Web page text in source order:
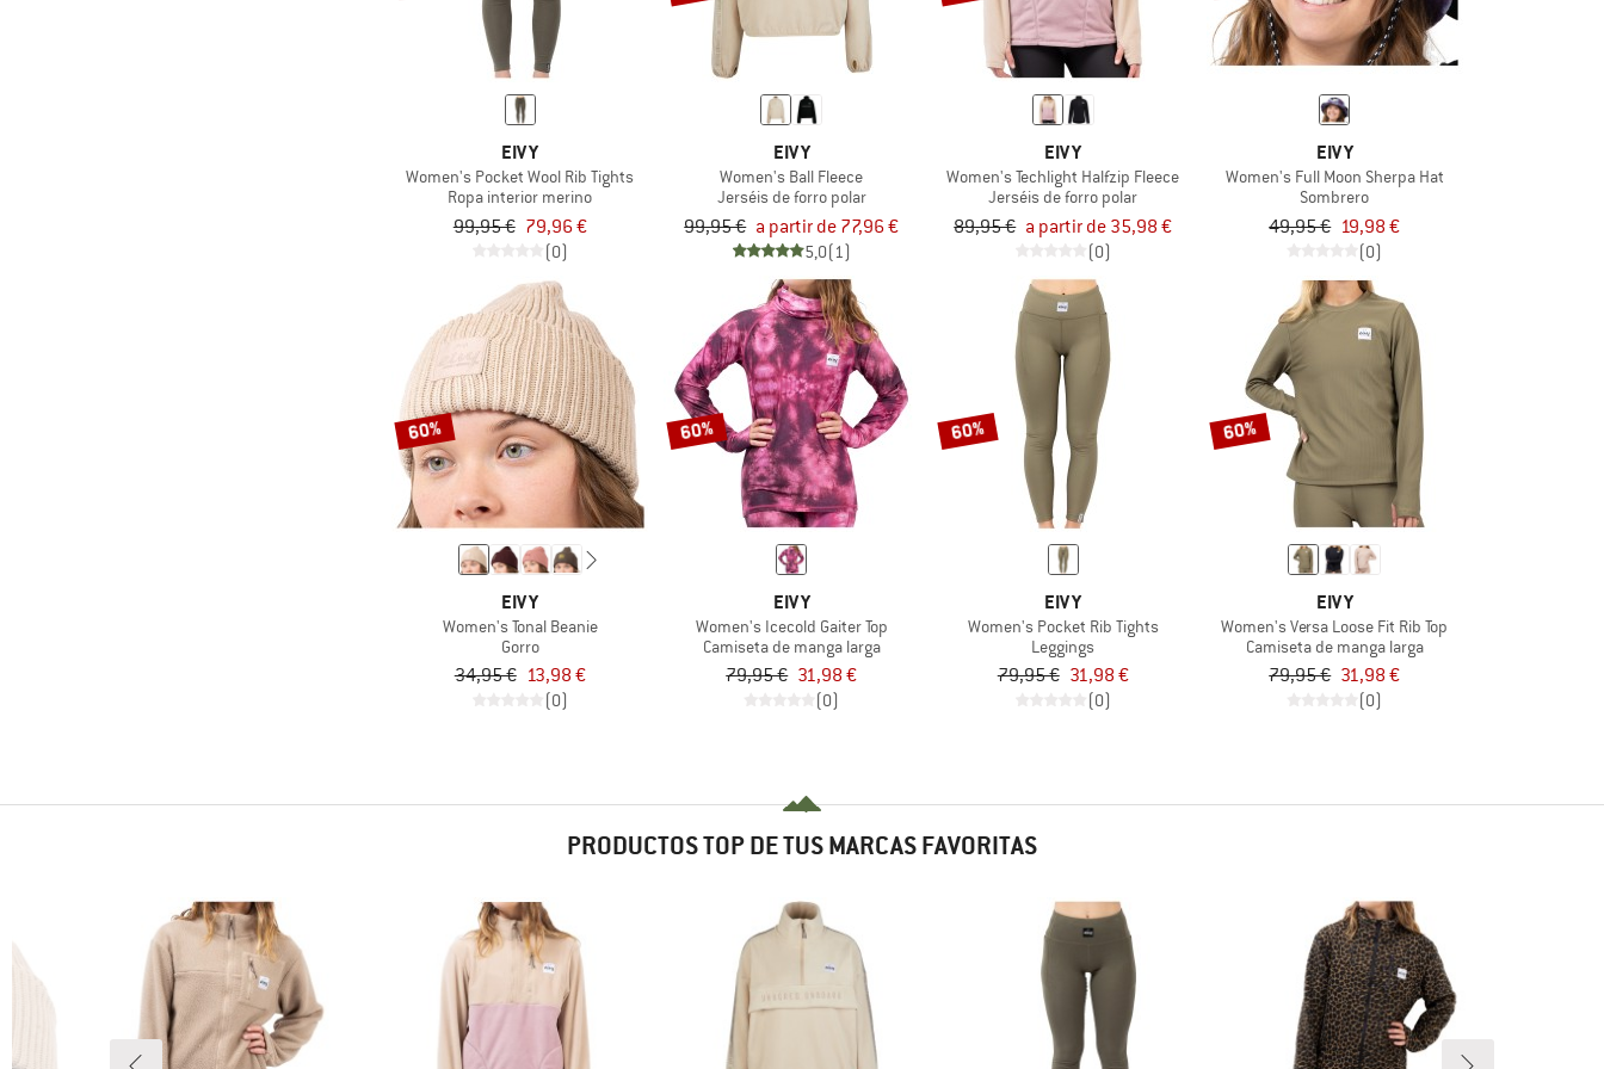
EIVY
Women's Pocket Wool Rib Tights
Ropa interior merino
99,95 € 79,96 €
(0)
EIVY
Women's Ball Fleece
Jerséis de forro polar
99,95 € a partir de 77,96 €
5,0(1)
EIVY
Women's Techlight Halfzip Fleece
Jerséis de forro polar
89,95 € a partir de 35,98 €
(0)
EIVY
Women's Full Moon Sherpa Hat
Sombrero
49,95 € 19,98 €
(0)
60%
EIVY
Women's Tonal Beanie
Gorro
34,95 € 13,98 €
(0)
60%
EIVY
Women's Icecold Gaiter Top
Camiseta de manga larga
79,95 € 31,98 €
(0)
60%
EIVY
Women's Pocket Rib Tights
Leggings
79,95 € 31,98 €
(0)
60%
EIVY
Women's Versa Loose Fit Rib Top
Camiseta de manga larga
79,95 € 31,98 €
(0)
PRODUCTOS TOP DE TUS MARCAS FAVORITAS